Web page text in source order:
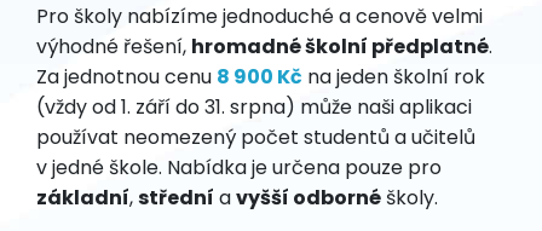
Pro školy nabízíme jednoduché a cenově velmi
výhodné řešení, hromadné školní předplatné.
Za jednotnou cenu 8 900 Kč na jeden školní rok
(vždy od 1. září do 31. srpna) může naši aplikaci
používat neomezený počet studentů a učitelů
v jedné škole. Nabídka je určena pouze pro
základní,střední avyšší odbornéškoly.